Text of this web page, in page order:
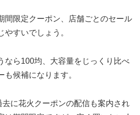
間限定クーポン、店舗ごとのセール
やすいでしょう。
なら100均、大容量をじっくり比べ
も候補になります。
去に花火クーポンの配信も案内され